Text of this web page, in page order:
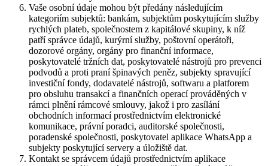
Vaše osobní údaje mohou být předány následujícím
kategoriím subjektů: bankám, subjektům poskytujícím služby
rychlých plateb, společnostem z kapitálové skupiny, k níž
patří správce údajů, kurýrní služby, poštovní operátoři,
dozorové orgány, orgány pro finanční informace,
poskytovatelé tržních dat, poskytovatelé nástrojů pro prevenci
podvodů a proti praní špinavých peněz, subjekty spravující
investiční fondy, dodavatelé nástrojů, softwaru a platforem
pro obsluhu transakcí a finančních operací prováděných v
rámci plnění rámcové smlouvy, jakož i pro zasílání
obchodních informací prostřednictvím elektronické
komunikace, právní poradci, auditorské společnosti,
poradenské společnosti, poskytovatel aplikace WhatsApp a
subjekty poskytující servery a úložiště dat.
Kontakt se správcem údajů prostřednictvím aplikace